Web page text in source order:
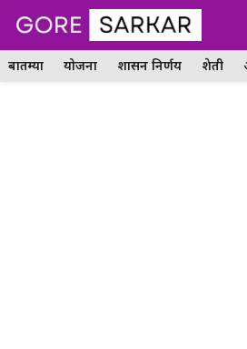
Skip
content
बातम्या योजना शासन निर्णय शेती